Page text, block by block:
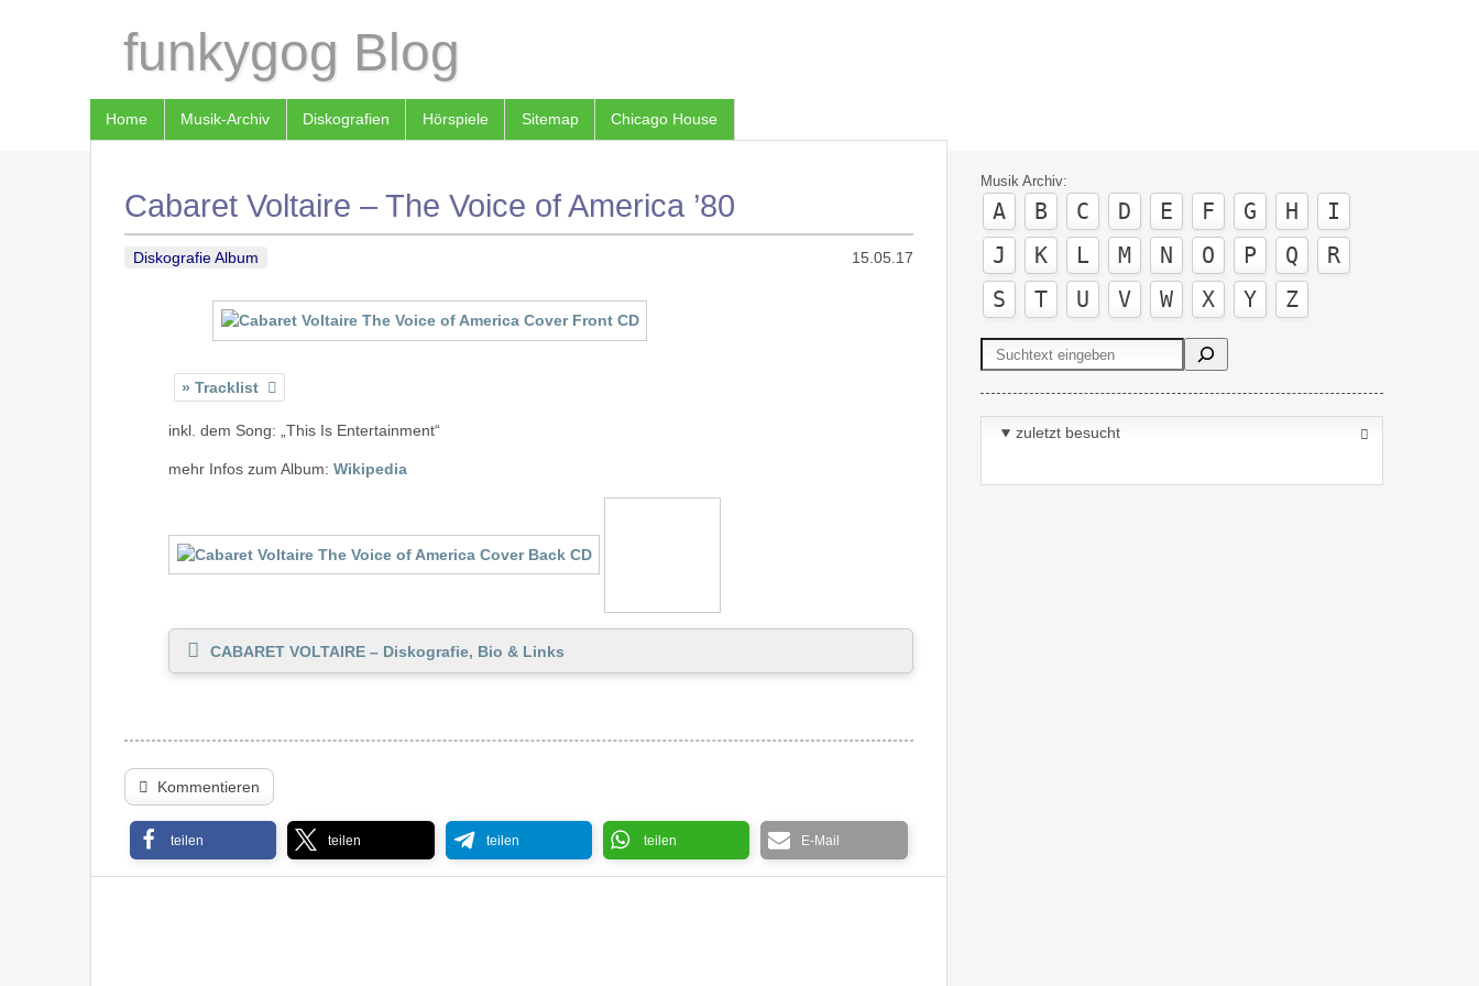
funkygog Blog
Home Musik-Archiv Diskografien Hörspiele Sitemap Chicago House
Cabaret Voltaire – The Voice of America ’80
Diskografie Album 15.05.17
Tracklist
inkl. dem Song: „This Is Entertainment“
mehr Infos zum Album: Wikipedia
CABARET VOLTAIRE – Diskografie, Bio & Links
Kommentieren
teilen teilen teilen teilen E-Mail
Musik Archiv:
A B C D E F G H
I
J
K L M N O P Q
R
S
T U V W X Y Z
Suchen
zuletzt besucht